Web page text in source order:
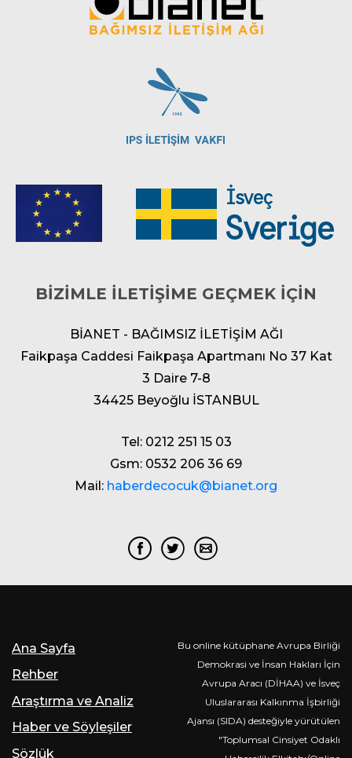
BİZİMLE İLETİŞİME GEÇMEK İÇİN
BİANET - BAĞIMSIZ İLETİŞİM AĞI
Faikpaşa Caddesi Faikpaşa Apartmanı No 37 Kat
3 Daire 7-8
34425 Beyoğlu İSTANBUL
Tel: 0212 251 15 03
Gsm: 0532 206 36 69
Mail: haberdecocuk@bianet.org
Ana Sayfa
Rehber
Araştırma ve Analiz
Haber ve Söyleşiler
Sözlük
Bu online kütüphane Avrupa Birliği
Demokrasi ve İnsan Hakları İçin
Avrupa Aracı (DİHAA) ve İsveç
Uluslararası Kalkınma İşbirliği
Ajansı (SIDA) desteğiyle yürütülen
"Toplumsal Cinsiyet Odaklı